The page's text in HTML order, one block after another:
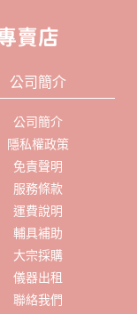
公司簡介
公司簡介
隱私權政策
免責聲明
服務條款
運費說明
輔具補助
大宗採購
儀器出租
聯絡我們